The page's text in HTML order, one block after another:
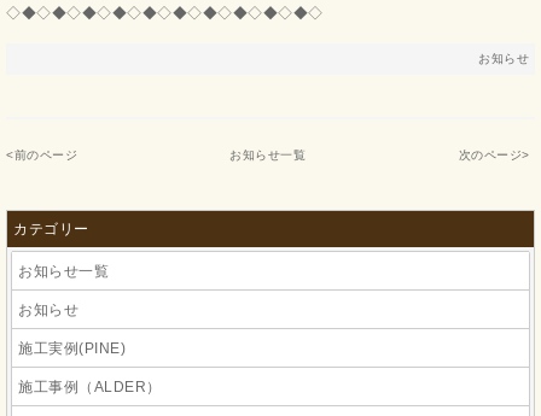
◇◆◇◆◇◆◇◆◇◆◇◆◇◆◇◆◇◆◇◆◇
お知らせ
<前のページ お知らせ一覧 次のページ>
カテゴリー
お知らせ一覧
お知らせ
施工実例(PINE)
施工事例（ALDER）